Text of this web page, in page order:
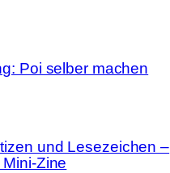
Poi selber machen
und Lesezeichen –
Zine